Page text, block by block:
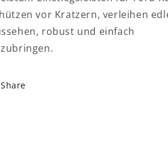
vor Kratzern, verleihen
robust und einfach
Share